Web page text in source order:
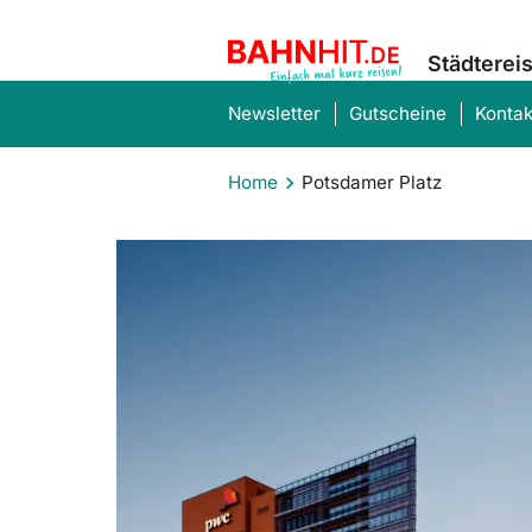
Newsletter Gutscheine
Home Potsdamer Platz